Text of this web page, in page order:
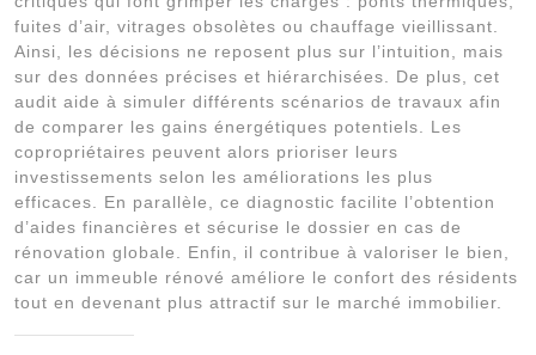
fuites d’air, vitrages obsolètes ou chauffage vieillissant.
Ainsi, les décisions ne reposent plus sur l’intuition, mais
sur des données précises et hiérarchisées. De plus, cet
audit aide à simuler différents scénarios de travaux afin
de comparer les gains énergétiques potentiels. Les
copropriétaires peuvent alors prioriser leurs
investissements selon les améliorations les plus
efficaces. En parallèle, ce diagnostic facilite l’obtention
d’aides financières et sécurise le dossier en cas de
rénovation globale. Enfin, il contribue à valoriser le bien,
car un immeuble rénové améliore le confort des résidents
tout en devenant plus attractif sur le marché immobilier.